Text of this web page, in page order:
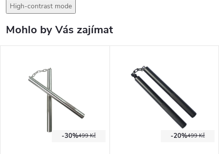
High-contrast mode
Mohlo by Vás zajímat
499 Kč
-30% 499 Kč
-20%